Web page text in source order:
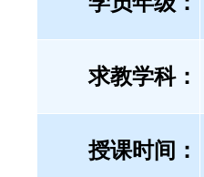
求教学科：
授课时间：